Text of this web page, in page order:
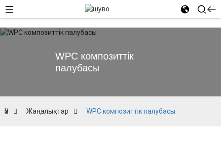
WPC композиттік
палубасы
Үй Жаңалықтар WPC композиттік палубасы